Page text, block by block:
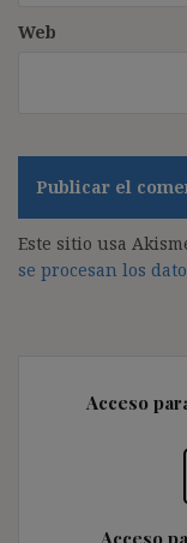
Web
Este sitio usa
se procesan los
Acceso
Acceso